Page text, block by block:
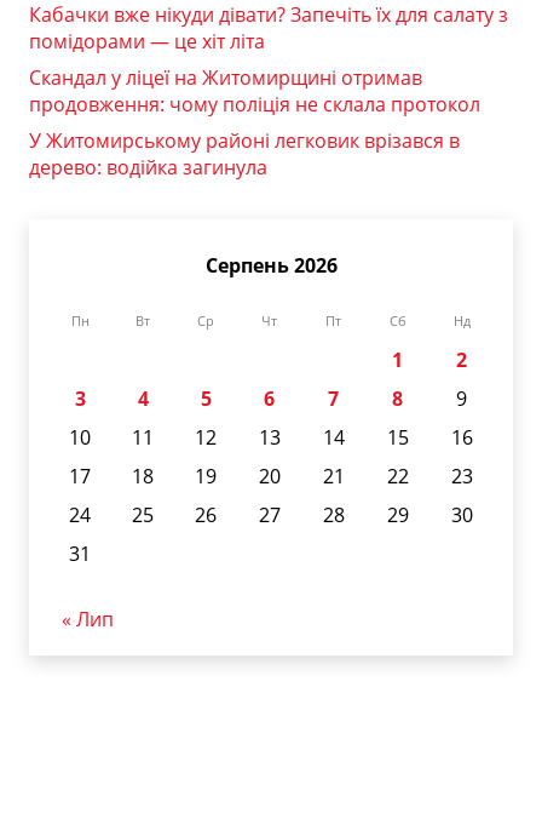
Кабачки вже нікуди дівати? Запечіть їх для салату з
помідорами — це хіт літа
Скандал у ліцеї на Житомирщині отримав
продовження: чому поліція не склала протокол
У Житомирському районі легковик врізався в
дерево: водійка загинула
Серпень 2026
Пн Вт Ср Чт Пт Сб Нд
1
2
3
4 5 6 7 8
9
10
11 12 13 14 15
16
17
18 19 20 21 22
23
24
25 26 27 28 29
30
31
« Лип